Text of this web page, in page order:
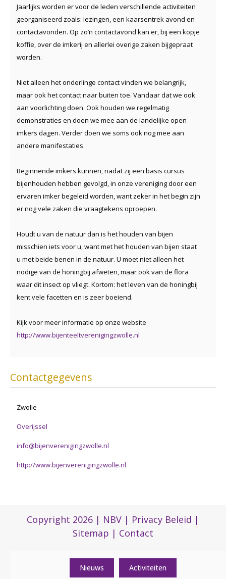
Nieuws Activiteiten
Jaarlijks worden er voor de leden verschillende activiteiten
georganiseerd zoals: lezingen, een kaarsentrek avond en
contactavonden. Op zo’n contactavond kan er, bij een kopje
koffie, over de imkerij en allerlei overige zaken bijgepraat
worden.
Niet alleen het onderlinge contact vinden we belangrijk,
maar ook het contact naar buiten toe. Vandaar dat we ook
aan voorlichting doen. Ook houden we regelmatig
demonstraties en doen we mee aan de landelijke open
imkers dagen. Verder doen we soms ook nog mee aan
andere manifestaties.
Beginnende imkers kunnen, nadat zij een basis cursus
bijenhouden hebben gevolgd, in onze vereniging door een
ervaren imker begeleid worden, want zeker in het begin zijn
er nog vele zaken die vraagtekens oproepen.
Houdt u van de natuur dan is het houden van bijen
misschien iets voor u, want met het houden van bijen staat
u met beide benen in de natuur. U moet niet alleen het
nodige van de honingbij afweten, maar ook van de flora
waar dit insect op vliegt. Kortom: het leven van de honingbij
kent vele facetten en is zeer boeiend.
Kijk voor meer informatie op onze website
http://www.bijenteeltverenigingzwolle.nl
Contactgegevens
Zwolle
Overijssel
info@bijenverenigingzwolle.nl
http://www.bijenverenigingzwolle.nl
Copyright 2026 | NBV | Privacy Beleid |
Sitemap | Contact